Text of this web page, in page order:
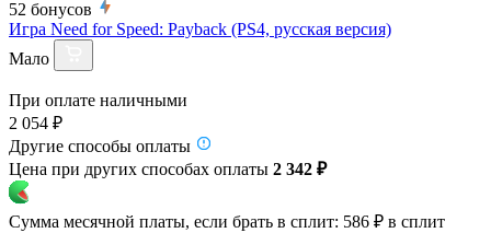
52 бонусов
Игра Need for Speed: Payback (PS4, русская версия)
Мало
При оплате наличными
2 054 ₽
Другие способы оплаты
Цена при других способах оплаты 2 342 ₽
Сумма месячной платы, если брать в сплит: 586 ₽ в сплит